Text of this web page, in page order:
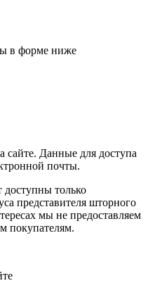
в форме ниже
Данные для доступа
почты.
только
представителя шторного
мы не предоставляем
покупателям.